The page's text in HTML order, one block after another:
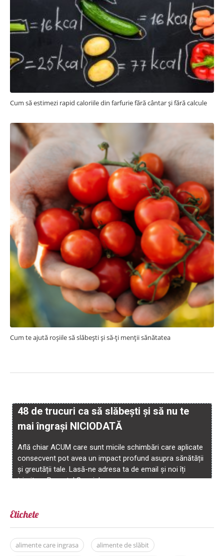
Cum să estimezi rapid caloriile din farfurie fără cântar și fără calcule
Cum te ajută roșiile să slăbești și să-ți menții sănătatea
Etichete
alimente care ingrasa
alimente de slăbit